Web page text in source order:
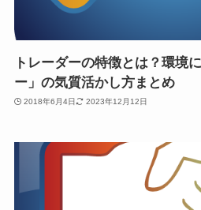
トレーダーの特徴とは？環境
ー」の気質活かし方まとめ
2018年6月4日 2023年12月12日